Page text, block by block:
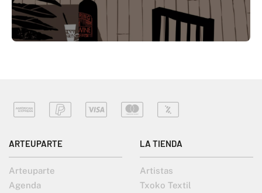
ARTEUPARTE
Arteuparte
Agenda
LA TIENDA
Artistas
Txoko Textil